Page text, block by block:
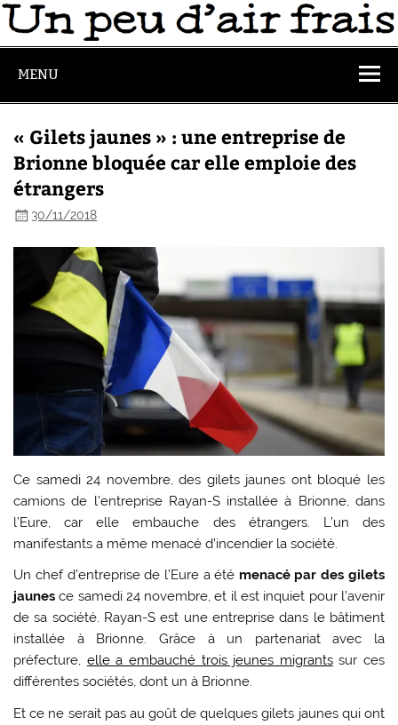
MENU
« Gilets jaunes » : une entreprise de
Brionne bloquée car elle emploie des
étrangers
30/11/2018
Ce samedi 24 novembre, des gilets jaunes ont bloqué les
camions de l’entreprise Rayan-S installée à Brionne, dans
l’Eure, car elle embauche des étrangers. L’un des
manifestants a même menacé d’incendier la société.
Un chef d’entreprise de l’Eure a été menacé par des gilets
jaunes ce samedi 24 novembre, et il est inquiet pour l’avenir
de sa société. Rayan-S est une entreprise dans le bâtiment
installée à Brionne. Grâce à un partenariat avec la
préfecture, elle a embauché trois jeunes migrantssur ces
différentes sociétés, dont un à Brionne.
Et ce ne serait pas au goût de quelques gilets jaunes qui ont